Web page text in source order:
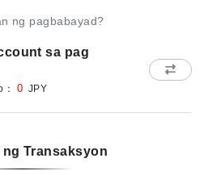
ng pagbabayad?
sa pag
0 JPY
ng Transaksyon